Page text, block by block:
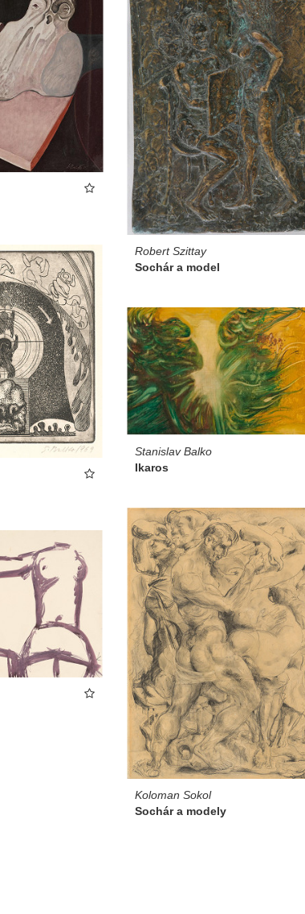
Robert Szittay
Sochár a model
Stanislav Balko
Ikaros
Koloman Sokol
Sochár a modely